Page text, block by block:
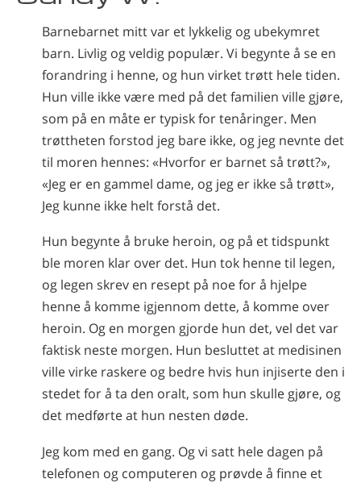
Português
Russisk
Svensk
Kinesisk
Arabisk
Nepali
Kroatisk
Tyrkisk
Alle regioner/språk
Barnebarnet mitt var et lykkelig og ubekymret
barn. Livlig og veldig populær. Vi begynte å se en
forandring i henne, og hun virket trøtt hele tiden.
Hun ville ikke være med på det familien ville gjøre,
som på en måte er typisk for tenåringer. Men
trøttheten forstod jeg bare ikke, og jeg nevnte det
til moren hennes: «Hvorfor er barnet så trøtt?»,
«Jeg er en gammel dame, og jeg er ikke så trøtt»,
Jeg kunne ikke helt forstå det.
Hun begynte å bruke heroin, og på et tidspunkt
ble moren klar over det. Hun tok henne til legen,
og legen skrev en resept på noe for å hjelpe
henne å komme igjennom dette, å komme over
heroin. Og en morgen gjorde hun det, vel det var
faktisk neste morgen. Hun besluttet at medisinen
ville virke raskere og bedre hvis hun injiserte den i
stedet for å ta den oralt, som hun skulle gjøre, og
det medførte at hun nesten døde.
Jeg kom med en gang. Og vi satt hele dagen på
telefonen og computeren og prøvde å finne et